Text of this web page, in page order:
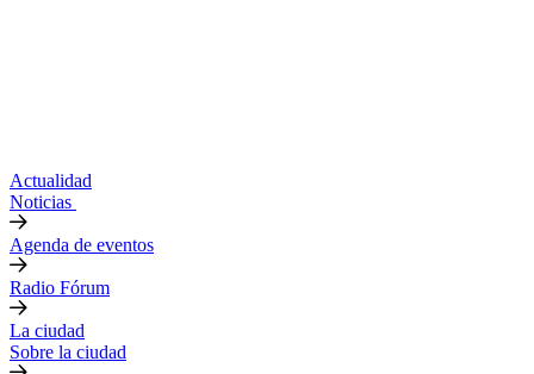
Actualidad
Noticias
Agenda de eventos
Radio Fórum
La ciudad
Sobre la ciudad